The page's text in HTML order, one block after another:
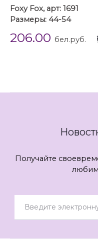
Foxy Fox, арт: 1691
Размеры: 44-54
206.00 бел.руб.
Получайте